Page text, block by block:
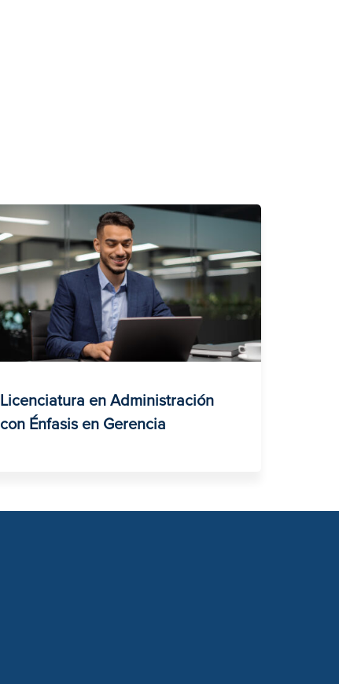
Licenciatura en Administración
con Énfasis en Gerencia